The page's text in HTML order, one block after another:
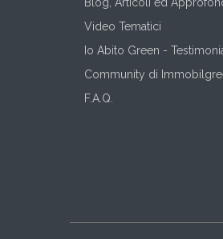
Video Tematici
Io Abito Green -
Community di
F.A.Q.